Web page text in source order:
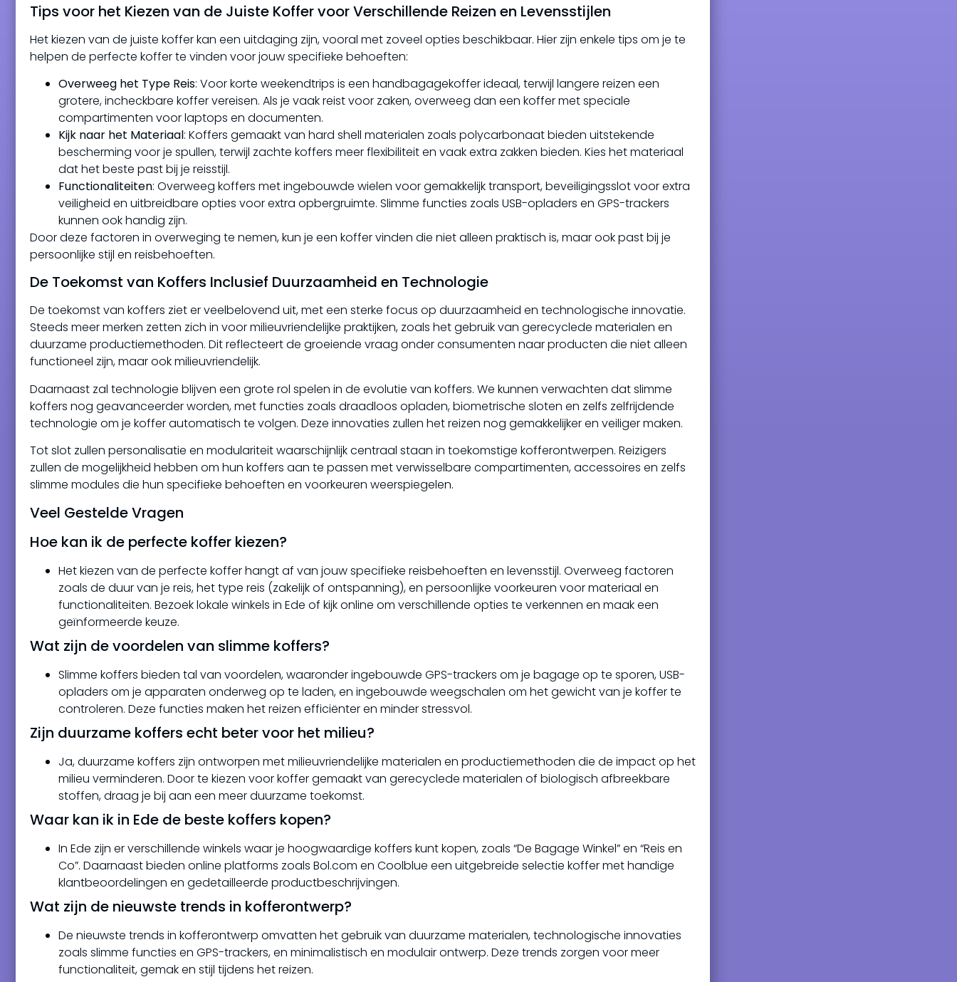
Tips voor het Kiezen van de Juiste Koffer voor Verschillende Reizen en Levensstijlen
Het kiezen van de juiste koffer kan een uitdaging zijn, vooral met zoveel opties beschikbaar. Hier zijn enkele tips om je te
helpen de perfecte koffer te vinden voor jouw specifieke behoeften:
Overweeg het Type Reis: Voor korte weekendtrips is een handbagagekoffer ideaal, terwijl langere reizen een
grotere, incheckbare koffer vereisen. Als je vaak reist voor zaken, overweeg dan een koffer met speciale
compartimenten voor laptops en documenten.
Kijk naar het Materiaal: Koffers gemaakt van hard shell materialen zoals polycarbonaat bieden uitstekende
bescherming voor je spullen, terwijl zachte koffers meer flexibiliteit en vaak extra zakken bieden. Kies het materiaal
dat het beste past bij je reisstijl.
Functionaliteiten: Overweeg koffers met ingebouwde wielen voor gemakkelijk transport, beveiligingsslot voor extra
veiligheid en uitbreidbare opties voor extra opbergruimte. Slimme functies zoals USB-opladers en GPS-trackers
kunnen ook handig zijn.
Door deze factoren in overweging te nemen, kun je een koffer vinden die niet alleen praktisch is, maar ook past bij je
persoonlijke stijl en reisbehoeften.
De Toekomst van Koffers Inclusief Duurzaamheid en Technologie
De toekomst van koffers ziet er veelbelovend uit, met een sterke focus op duurzaamheid en technologische innovatie.
Steeds meer merken zetten zich in voor milieuvriendelijke praktijken, zoals het gebruik van gerecyclede materialen en
duurzame productiemethoden. Dit reflecteert de groeiende vraag onder consumenten naar producten die niet alleen
functioneel zijn, maar ook milieuvriendelijk.
Daarnaast zal technologie blijven een grote rol spelen in de evolutie van koffers. We kunnen verwachten dat slimme
koffers nog geavanceerder worden, met functies zoals draadloos opladen, biometrische sloten en zelfs zelfrijdende
technologie om je koffer automatisch te volgen. Deze innovaties zullen het reizen nog gemakkelijker en veiliger maken.
Tot slot zullen personalisatie en modulariteit waarschijnlijk centraal staan in toekomstige kofferontwerpen. Reizigers
zullen de mogelijkheid hebben om hun koffers aan te passen met verwisselbare compartimenten, accessoires en zelfs
slimme modules die hun specifieke behoeften en voorkeuren weerspiegelen.
Veel Gestelde Vragen
Hoe kan ik de perfecte koffer kiezen?
Het kiezen van de perfecte koffer hangt af van jouw specifieke reisbehoeften en levensstijl. Overweeg factoren
zoals de duur van je reis, het type reis (zakelijk of ontspanning), en persoonlijke voorkeuren voor materiaal en
functionaliteiten. Bezoek lokale winkels in Ede of kijk online om verschillende opties te verkennen en maak een
geïnformeerde keuze.
Wat zijn de voordelen van slimme koffers?
Slimme koffers bieden tal van voordelen, waaronder ingebouwde GPS-trackers om je bagage op te sporen, USB-
opladers om je apparaten onderweg op te laden, en ingebouwde weegschalen om het gewicht van je koffer te
controleren. Deze functies maken het reizen efficiënter en minder stressvol.
Zijn duurzame koffers echt beter voor het milieu?
Ja, duurzame koffers zijn ontworpen met milieuvriendelijke materialen en productiemethoden die de impact op het
milieu verminderen. Door te kiezen voor koffer gemaakt van gerecyclede materialen of biologisch afbreekbare
stoffen, draag je bij aan een meer duurzame toekomst.
Waar kan ik in Ede de beste koffers kopen?
In Ede zijn er verschillende winkels waar je hoogwaardige koffers kunt kopen, zoals “De Bagage Winkel” en “Reis en
Co”. Daarnaast bieden online platforms zoals Bol.com en Coolblue een uitgebreide selectie koffer met handige
klantbeoordelingen en gedetailleerde productbeschrijvingen.
Wat zijn de nieuwste trends in kofferontwerp?
De nieuwste trends in kofferontwerp omvatten het gebruik van duurzame materialen, technologische innovaties
zoals slimme functies en GPS-trackers, en minimalistisch en modulair ontwerp. Deze trends zorgen voor meer
functionaliteit, gemak en stijl tijdens het reizen.